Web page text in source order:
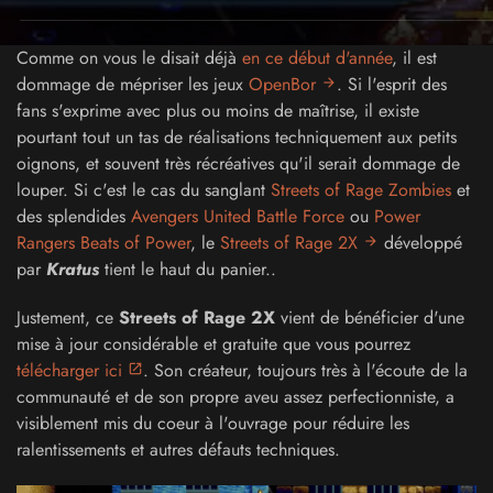
Comme on vous le disait déjà en ce début d'année, il est
dommage de mépriser les jeux OpenBor
. Si l'esprit des
fans s'exprime avec plus ou moins de maîtrise, il existe
pourtant tout un tas de réalisations techniquement aux petits
oignons, et souvent très récréatives qu'il serait dommage de
louper. Si c'est le cas du sanglant Streets of Rage Zombies et
des splendides Avengers United Battle Force ou Power
Rangers Beats of Power, le Streets of Rage 2X
développé
par Kratus tient le haut du panier..
Justement, ce Streets of Rage 2X vient de bénéficier d'une
mise à jour considérable et gratuite que vous pourrez
télécharger ici
. Son créateur, toujours très à l'écoute de la
communauté et de son propre aveu assez perfectionniste, a
visiblement mis du coeur à l'ouvrage pour réduire les
ralentissements et autres défauts techniques.